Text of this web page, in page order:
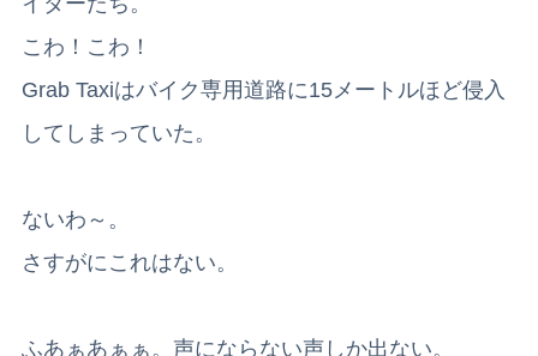
こわ！こわ！
Grab Taxiはバイク専用道路に15メートルほど侵入
してしまっていた。
ないわ～。
さすがにこれはない。
ふあぁあぁぁ。声にならない声しか出ない。